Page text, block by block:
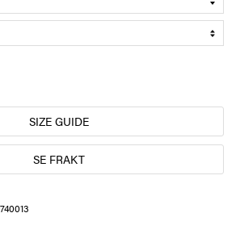
SIZE GUIDE
SE FRAKT